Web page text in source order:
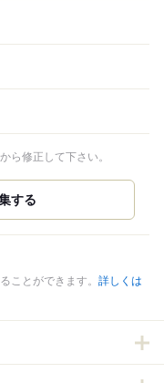
ら修正して下さい。
ことができます。 詳しくは